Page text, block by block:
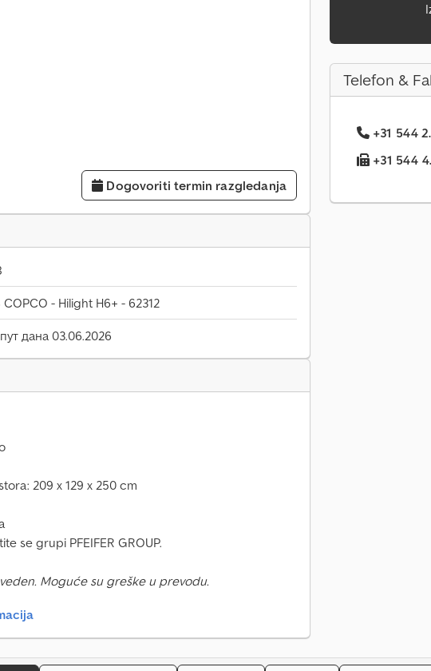
Dogovoriti termin razgledanja
COPCO - Hilight H6+ - 62312
дана 03.06.2026
209 x 129 x 250 cm
se grupi PFEIFER GROUP.
Moguće su greške u prevodu.
Telefon &
+31 544
+31 544